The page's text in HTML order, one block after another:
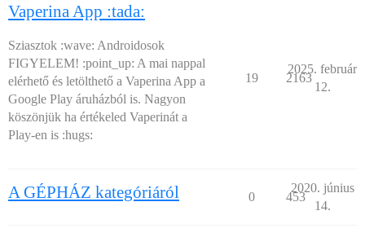
Vaperina App :tada:
Sziasztok :wave: Androidosok
FIGYELEM! :point_up: A mai nappal
elérhető és letölthető a Vaperina App a
Google Play áruházból is. Nagyon
köszönjük ha értékeled Vaperinát a
Play-en is :hugs:
19 2163
2025. február
12.
A GÉPHÁZ kategóriáról 0 453
2020. június
14.